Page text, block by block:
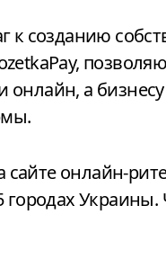
к созданию
онлайн, а
онлайн-
городах Украины.